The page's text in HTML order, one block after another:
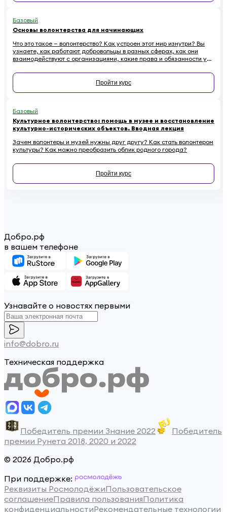
Базовый
Основы волонтерства для начинающих
Что это такое — волонтерство? Как устроен этот мир изнутри? Вы
узнаете, как работают добровольцы в разных сферах, как они
взаимодействуют с организациями, какие права и обязанности у
распространенных ошибок.
Пройти курс
Базовый
Культурное волонтерство: помощь в музее и восстановление
культурно-исторических объектов. Вводная лекция
Зачем волонтеры и музей нужны друг другу? Как стать волонтером
культуры? Как можно преобразить облик родного города?
Пройти курс
Добро.рф
в вашем телефоне
Узнавайте о новостях первыми
info@dobro.ru
Техническая поддержка
Победитель премии Знание 2022
Победитель
премии Рунета 2018, 2020 и 2022
© 2026 Добро.рф
При поддержке:
Реквизиты РосмолодёжиПользовательское
соглашениеПравила пользованияПолитика
конфиденциальностиРекомендательные технологии